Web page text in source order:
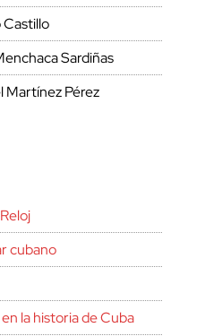
Castillo
Sardiñas
Martínez Pérez
cubano
la historia de Cuba